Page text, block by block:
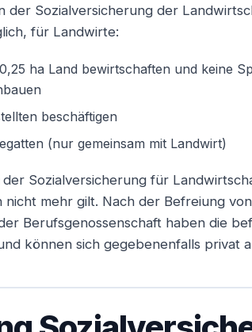
der Sozialversicherung der
für Landwirte:
ha Land bewirtschaften und keine
beschäftigen
(nur gemeinsam mit Landwirt)
Sozialversicherung für
nicht mehr gilt. Nach der Befreiung
Berufsgenossenschaft haben die
können sich gegebenenfalls privat